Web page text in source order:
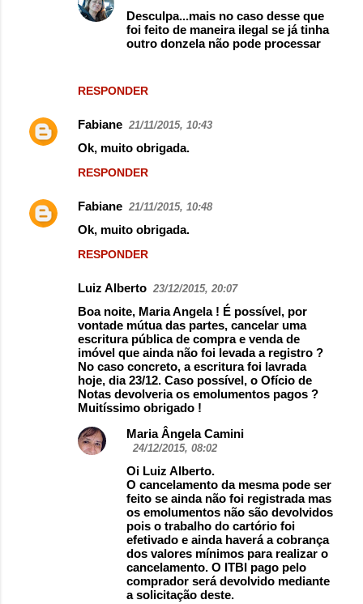
RESPONDER
Desculpa...mais no caso desse que
foi feito de maneira ilegal se já tinha
outro donzela não pode processar
Fabiane 21/11/2015, 10:43
Ok, muito obrigada.
RESPONDER
Fabiane 21/11/2015, 10:48
Ok, muito obrigada.
RESPONDER
Luiz Alberto 23/12/2015, 20:07
Boa noite, Maria Angela ! É possível, por
vontade mútua das partes, cancelar uma
escritura pública de compra e venda de
imóvel que ainda não foi levada a registro ?
No caso concreto, a escritura foi lavrada
hoje, dia 23/12. Caso possível, o Ofício de
Notas devolveria os emolumentos pagos ?
Muitíssimo obrigado !
Maria Ângela Camini
24/12/2015, 08:02
Oi Luiz Alberto.
O cancelamento da mesma pode ser
feito se ainda não foi registrada mas
os emolumentos não são devolvidos
pois o trabalho do cartório foi
efetivado e ainda haverá a cobrança
dos valores mínimos para realizar o
cancelamento. O ITBI pago pelo
comprador será devolvido mediante
a solicitação deste.